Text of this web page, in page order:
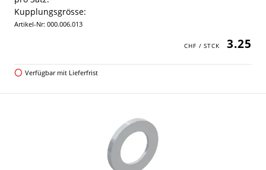
Kupplungsgrösse:
Artikel-Nr: 000.006.013
3.25
Verfügbar mit Lieferfrist